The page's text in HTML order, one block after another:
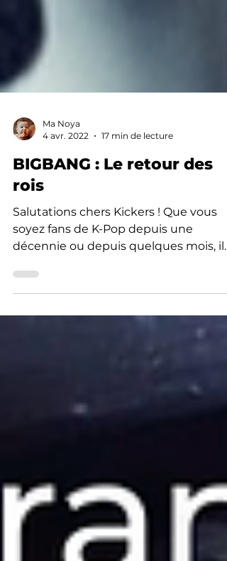
4 avr. 2022
17 min de lecture
BIGBANG : Le retour des
rois
Salutations chers Kickers ! Que vous
soyez fans de K-Pop depuis une
décennie ou depuis quelques mois, il